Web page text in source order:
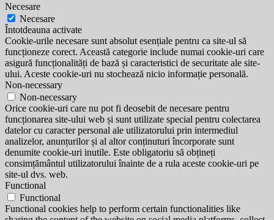
Necesare
Necesare
Întotdeauna activate
Cookie-urile necesare sunt absolut esențiale pentru ca site-ul să
funcționeze corect. Această categorie include numai cookie-uri care
asigură funcționalități de bază și caracteristici de securitate ale site-
ului. Aceste cookie-uri nu stochează nicio informație personală.
Non-necessary
Non-necessary
Orice cookie-uri care nu pot fi deosebit de necesare pentru
funcționarea site-ului web și sunt utilizate special pentru colectarea
datelor cu caracter personal ale utilizatorului prin intermediul
analizelor, anunțurilor și al altor conținuturi încorporate sunt
denumite cookie-uri inutile. Este obligatoriu să obțineți
consimțământul utilizatorului înainte de a rula aceste cookie-uri pe
site-ul dvs. web.
Functional
Functional
Functional cookies help to perform certain functionalities like